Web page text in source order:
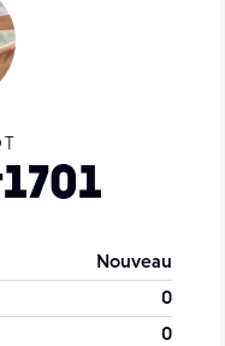
Nouveau
0
0